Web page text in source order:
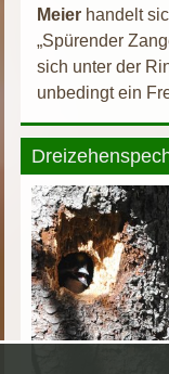
Meier handelt
„Spürender
sich unter der
unbedingt ein